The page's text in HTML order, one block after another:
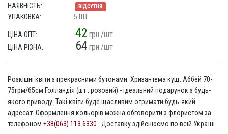
НАЯВНІСТЬ:
ВІДСУТНЯ
УПАКОВКА: 5 ШТ
ЦІНА ОПТ: 42 грн./шт
ЦІНА РІЗНА: 64 грн./шт
Розкішні квіти з прекрасними бутонами. Хризантема кущ. Аббей 70-
75грм/65см Голландія (шт., розовий) - ідеальний подарунок з будь-
якого приводу. Такі квіти буде щасливим отримати будь-який
адресат. Оформлення кольорів можна обговорити з флористом за
телефоном +38(063) 113 6330 . Доставку здійснюємо по всій Україні.